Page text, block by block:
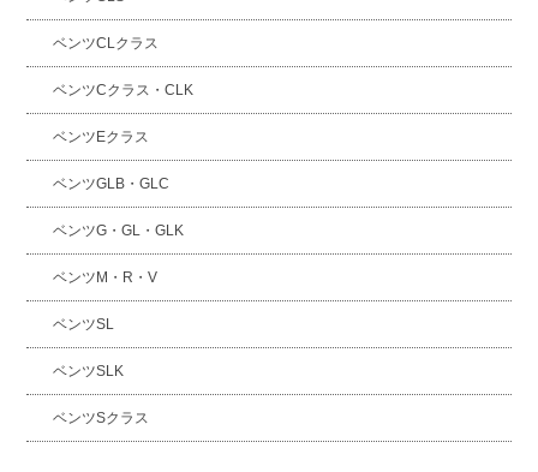
ベンツCLクラス
ベンツCクラス・CLK
ベンツEクラス
ベンツGLB・GLC
ベンツG・GL・GLK
ベンツM・R・V
ベンツSL
ベンツSLK
ベンツSクラス